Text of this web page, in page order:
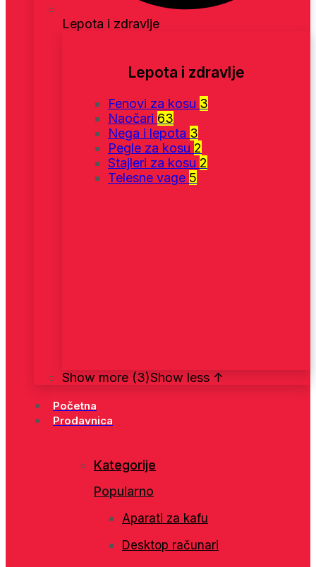
Lepota i zdravlje
Lepota i zdravlje
Fenovi za kosu 3
Naočari 63
Nega i lepota 3
Pegle za kosu 2
Stajleri za kosu 2
Telesne vage 5
Show more (3)Show less ↑
Početna
Prodavnica
Kategorije
Popularno
Aparati za kafu
Desktop računari